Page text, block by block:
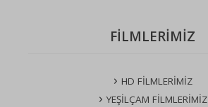
FİLMLERİMİZ
HD FİLMLERİMİZ
YEŞİLÇAM FİLMLERİMİZ